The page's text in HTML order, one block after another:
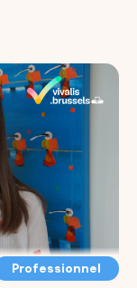
Professionnel